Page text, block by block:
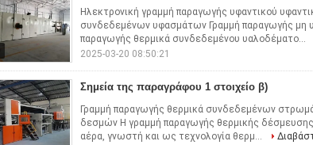
Ηλεκτρονική γραμμή παραγωγής υφαντικού
συνδεδεμένων υφασμάτων Γραμμή παραγωγής
παραγωγής θερμικά συνδεδεμένου υαλοδέματο...
2025-03-20 08:50:21
Σημεία της παραγράφου 1 στοιχείο β)
Γραμμή παραγωγής θερμικά συνδεδεμένων
δεσμών Η γραμμή παραγωγής θερμικής
αέρα, γνωστή και ως τεχνολογία θερμ...